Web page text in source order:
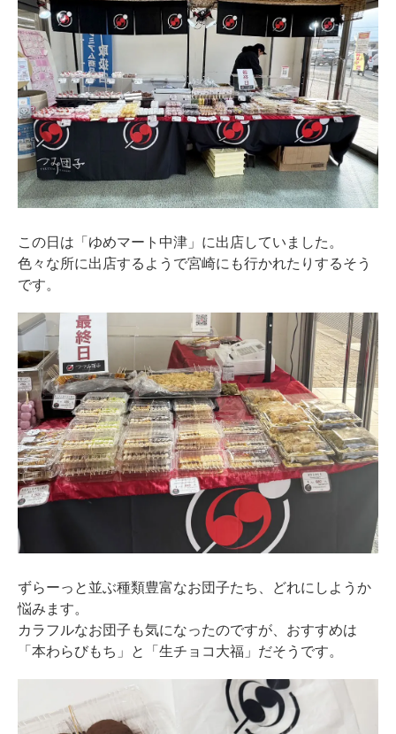
この日は「ゆめマート中津」に出店していました。
色々な所に出店するようで宮崎にも行かれたりするそう
です。
ずらーっと並ぶ種類豊富なお団子たち、どれにしようか
悩みます。
カラフルなお団子も気になったのですが、おすすめは
「本わらびもち」と「生チョコ大福」だそうです。